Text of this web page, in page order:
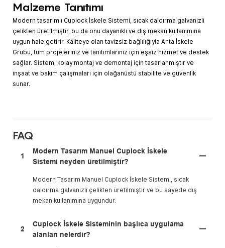
Malzeme Tanıtımı
Modern tasarımlı Cuplock İskele Sistemi, sıcak daldırma galvanizli
çelikten üretilmiştir, bu da onu dayanıklı ve dış mekan kullanımına
uygun hale getirir. Kaliteye olan tavizsiz bağlılığıyla Anta İskele
Grubu, tüm projeleriniz ve tanıtımlarınız için eşsiz hizmet ve destek
sağlar. Sistem, kolay montaj ve demontaj için tasarlanmıştır ve
inşaat ve bakım çalışmaları için olağanüstü stabilite ve güvenlik
sunar.
FAQ
1
Modern Tasarım Manuel Cuplock İskele
Sistemi neyden üretilmiştir?
Modern Tasarım Manuel Cuplock İskele Sistemi, sıcak
daldırma galvanizli çelikten üretilmiştir ve bu sayede dış
mekan kullanımına uygundur.
2
Cuplock İskele Sisteminin başlıca uygulama
alanları nelerdir?